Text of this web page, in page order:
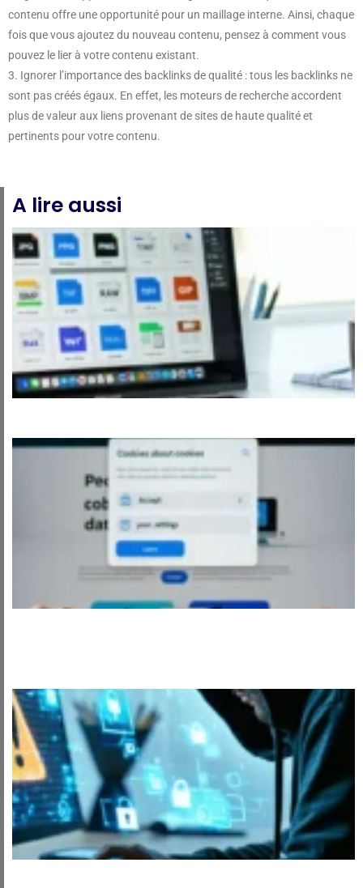
contenu offre une opportunité pour un maillage interne. Ainsi, chaque
fois que vous ajoutez du nouveau contenu, pensez à comment vous
pouvez le lier à votre contenu existant.
3. Ignorer l’importance des backlinks de qualité : tous les backlinks ne
sont pas créés égaux. En effet, les moteurs de recherche accordent
plus de valeur aux liens provenant de sites de haute qualité et
pertinents pour votre contenu.
A lire aussi